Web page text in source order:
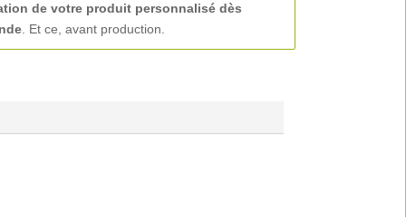
de votre produit personnalisé dès
. Et ce, avant production.